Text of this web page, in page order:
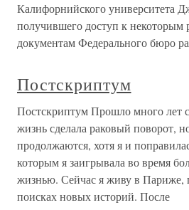
Калифорнийского университета
получившего доступ к некоторым
документам Федерального бюро
Постскриптум
Постскриптум Прошло много лет
жизнь сделала раковый поворот,
продолжаются, хотя я и
которым я заигрывала во время
жизнью. Сейчас я живу в Париже,
поисках новых историй. После